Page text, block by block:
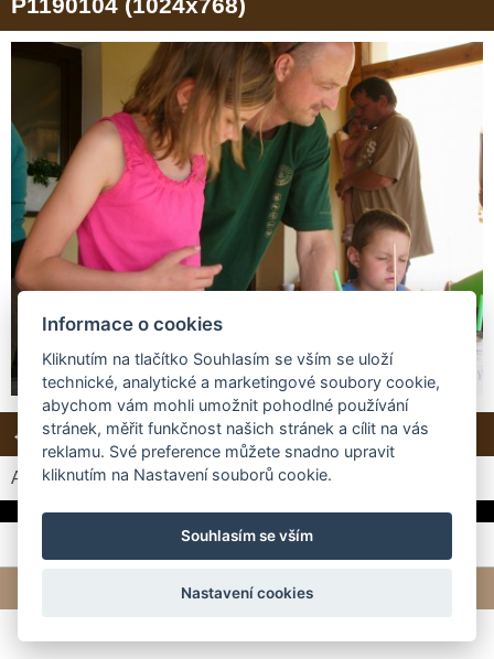
← Předchozí Další → Zpět do složky
Automatické procházení: 3|4|5| 6|7(čas ve vteřinách)
© 2026 eStránky.cz | Tvorba webových stránek
Informace o cookies
Kliknutím na tlačítko Souhlasím se vším se uloží
technické, analytické a marketingové soubory cookie,
abychom vám mohli umožnit pohodlné používání
stránek, měřit funkčnost našich stránek a cílit na vás
reklamu. Své preference můžete snadno upravit
kliknutím na Nastavení souborů cookie.
Souhlasím se vším
Nastavení cookies